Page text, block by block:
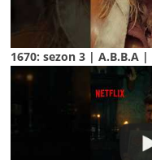
1670: sezon 3 | A.B.B.A